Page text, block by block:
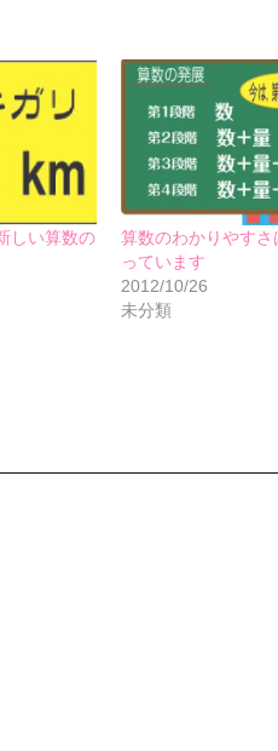
しい算数の
算数のわかりやすさ
っています
2012/10/26
未分類